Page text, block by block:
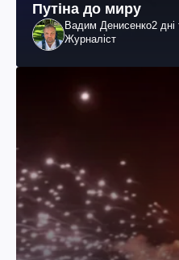
Путіна до миру
Вадим Денисенко2 дні
Журналіст